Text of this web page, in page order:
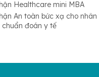
Healthcare mini MBA
An toàn bức xạ cho
đoán y tế